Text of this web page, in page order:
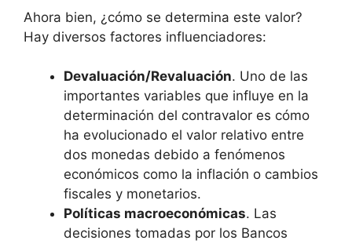
Ahora bien, ¿cómo se determina este valor?
Hay diversos factores influenciadores:
Devaluación/Revaluación. Uno de las
importantes variables que influye en la
determinación del contravalor es cómo
ha evolucionado el valor relativo entre
dos monedas debido a fenómenos
económicos como la inflación o cambios
fiscales y monetarios.
Políticas macroeconómicas. Las
decisiones tomadas por los Bancos